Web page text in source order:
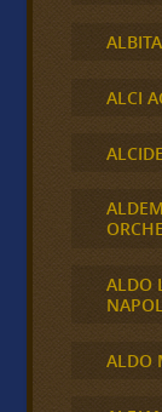
ALCI
ALDO
ALDO